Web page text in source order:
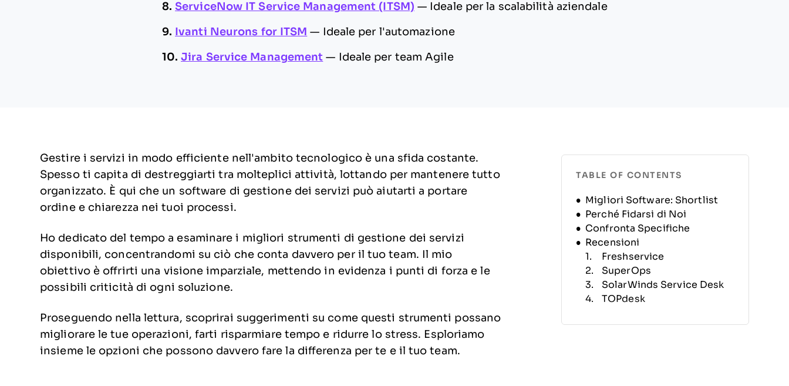
8. ServiceNow IT Service Management (ITSM) — Ideale per la scalabilità aziendale
9. Ivanti Neurons for ITSM — Ideale per l'automazione
10. Jira Service Management — Ideale per team Agile
Gestire i servizi in modo efficiente nell'ambito tecnologico è una sfida costante.
Spesso ti capita di destreggiarti tra molteplici attività, lottando per mantenere tutto
organizzato. È qui che un software di gestione dei servizi può aiutarti a portare
ordine e chiarezza nei tuoi processi.
Ho dedicato del tempo a esaminare i migliori strumenti di gestione dei servizi
disponibili, concentrandomi su ciò che conta davvero per il tuo team. Il mio
obiettivo è offrirti una visione imparziale, mettendo in evidenza i punti di forza e le
possibili criticità di ogni soluzione.
Proseguendo nella lettura, scoprirai suggerimenti su come questi strumenti possano
migliorare le tue operazioni, farti risparmiare tempo e ridurre lo stress. Esploriamo
insieme le opzioni che possono davvero fare la differenza per te e il tuo team.
TABLE OF CONTENTS
Migliori Software: Shortlist
Perché Fidarsi di Noi
Confronta Specifiche
Recensioni
Freshservice
SuperOps
SolarWinds Service Desk
TOPdesk
SysAid